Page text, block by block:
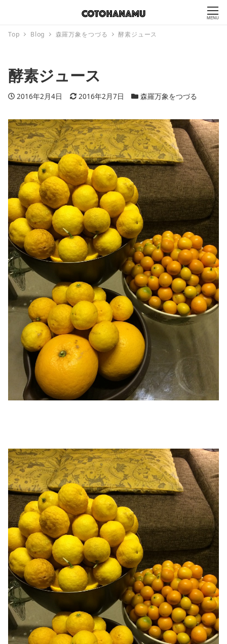
MENU
Top Blog 森羅万象をつづる 酵素ジュース
酵素ジュース
投稿日
2016年2月4日 更新日
2016年2月7日 カテゴリー
森羅万象をつづる